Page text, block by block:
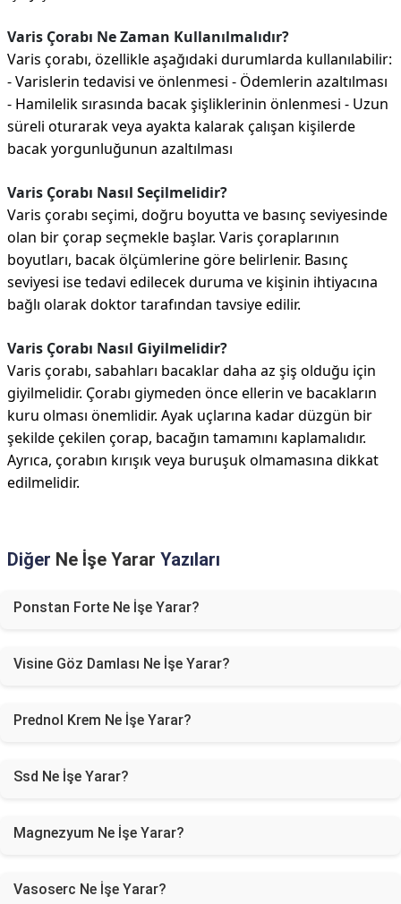
Varis Çorabı Ne Zaman Kullanılmalıdır?
Varis çorabı, özellikle aşağıdaki durumlarda kullanılabilir:
- Varislerin tedavisi ve önlenmesi - Ödemlerin azaltılması
- Hamilelik sırasında bacak şişliklerinin önlenmesi - Uzun
süreli oturarak veya ayakta kalarak çalışan kişilerde
bacak yorgunluğunun azaltılması
Varis Çorabı Nasıl Seçilmelidir?
Varis çorabı seçimi, doğru boyutta ve basınç seviyesinde
olan bir çorap seçmekle başlar. Varis çoraplarının
boyutları, bacak ölçümlerine göre belirlenir. Basınç
seviyesi ise tedavi edilecek duruma ve kişinin ihtiyacına
bağlı olarak doktor tarafından tavsiye edilir.
Varis Çorabı Nasıl Giyilmelidir?
Varis çorabı, sabahları bacaklar daha az şiş olduğu için
giyilmelidir. Çorabı giymeden önce ellerin ve bacakların
kuru olması önemlidir. Ayak uçlarına kadar düzgün bir
şekilde çekilen çorap, bacağın tamamını kaplamalıdır.
Ayrıca, çorabın kırışık veya buruşuk olmamasına dikkat
edilmelidir.
Diğer Ne İşe Yarar Yazıları
Ponstan Forte Ne İşe Yarar?
Visine Göz Damlası Ne İşe Yarar?
Prednol Krem Ne İşe Yarar?
Ssd Ne İşe Yarar?
Magnezyum Ne İşe Yarar?
Vasoserc Ne İşe Yarar?